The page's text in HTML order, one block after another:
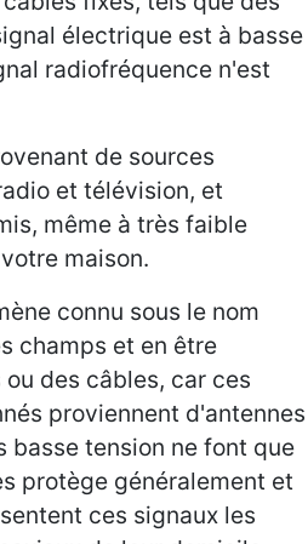
électrique est à basse
radiofréquence n'est
de sources
et télévision, et
même à très faible
maison.
connu sous le nom
champs et en être
des câbles, car ces
proviennent d'antennes
basse tension ne font que
protège généralement et
ces signaux les